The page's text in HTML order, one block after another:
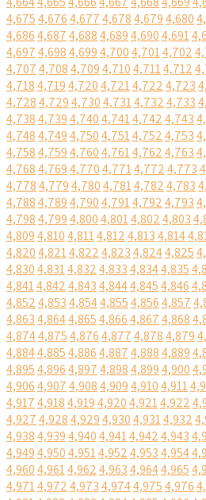
4,6754,6764,6774,6784,6794,680
4,6864,6874,6884,6894,6904,691
4,6974,6984,6994,7004,7014,702
4,7074,7084,7094,7104,7114,712
4,7184,7194,7204,7214,7224,723
4,7284,7294,7304,7314,7324,733
4,7384,7394,7404,7414,7424,743
4,7484,7494,7504,7514,7524,753
4,7584,7594,7604,7614,7624,763
4,7684,7694,7704,7714,7724,773
4,7784,7794,7804,7814,7824,783
4,7884,7894,7904,7914,7924,793
4,7984,7994,8004,8014,8024,803
4,8094,8104,8114,8124,8134,814
4,8204,8214,8224,8234,8244,825
4,8304,8314,8324,8334,8344,835
4,8414,8424,8434,8444,8454,846
4,8524,8534,8544,8554,8564,857
4,8634,8644,8654,8664,8674,868
4,8744,8754,8764,8774,8784,879
4,8844,8854,8864,8874,8884,889
4,8954,8964,8974,8984,8994,900
4,9064,9074,9084,9094,9104,911
4,9174,9184,9194,9204,9214,922
4,9274,9284,9294,9304,9314,932
4,9384,9394,9404,9414,9424,943
4,9494,9504,9514,9524,9534,954
4,9604,9614,9624,9634,9644,965
4,9714,9724,9734,9744,9754,976